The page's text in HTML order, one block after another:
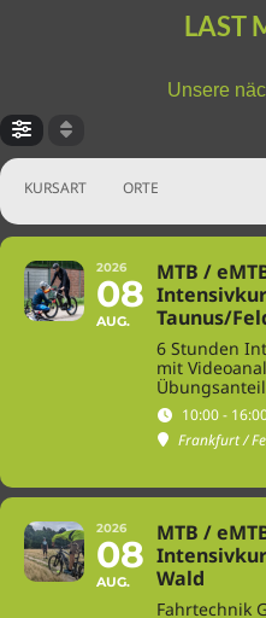
LAST
Unsere
KURSART ORTE
2026
08
AUG.
MTB /
Taunus/
6 Stunden
mit
10:00 -
Frankfurt /
2026
08
AUG.
MTB /
Wald
Fahrtechnik